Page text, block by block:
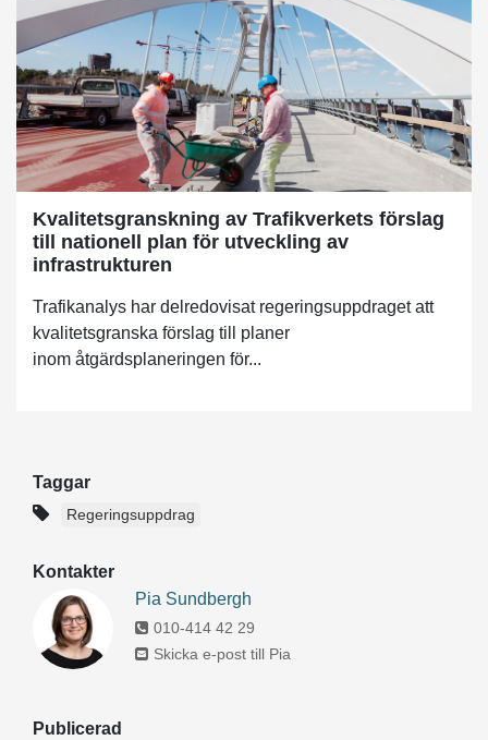
Kvalitetsgranskning av Trafikverkets förslag
till nationell plan för utveckling av
infrastrukturen
Trafikanalys har delredovisat regeringsuppdraget att
kvalitetsgranska förslag till planer
inom åtgärdsplaneringen för...
Taggar
Regeringsuppdrag
Kontakter
Pia Sundbergh
010-414 42 29
Skicka e-post till Pia
Publicerad